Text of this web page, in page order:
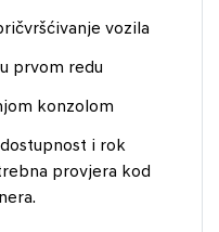
vozila
prvom redu
konzolom
i rok
provjera kod